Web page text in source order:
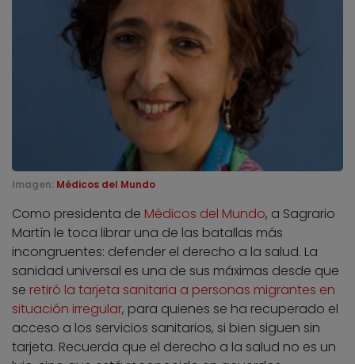
Imagen: Médicos del Mundo
Como presidenta de Médicos del Mundo, a Sagrario
Martín le toca librar una de las batallas más
incongruentes: defender el derecho a la salud. La
sanidad universal es una de sus máximas desde que
se retiró la tarjeta sanitaria a personas migrantes en
situación irregular, para quienes se ha recuperado el
acceso a los servicios sanitarios, si bien siguen sin
tarjeta. Recuerda que el derecho a la salud no es un